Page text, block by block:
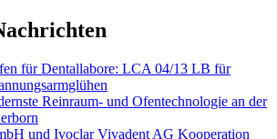
für Dentallabore: LCA 04/13 LB für
Reinraum- und Ofentechnologie an der
und Ivoclar Vivadent AG Kooperation